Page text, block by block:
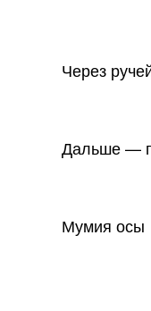
Через
Дальше —
Мумия осы